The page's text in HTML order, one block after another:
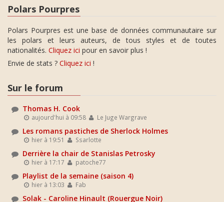
Polars Pourpres
Polars Pourpres est une base de données communautaire sur
les polars et leurs auteurs, de tous styles et de toutes
nationalités. Cliquez ici pour en savoir plus !
Envie de stats ? Cliquez ici !
Sur le forum
Thomas H. Cook
aujourd'hui à 09:58 Le Juge Wargrave
Les romans pastiches de Sherlock Holmes
hier à 19:51 Ssarlotte
Derrière la chair de Stanislas Petrosky
hier à 17:17 patoche77
Playlist de la semaine (saison 4)
hier à 13:03 Fab
Solak - Caroline Hinault (Rouergue Noir)